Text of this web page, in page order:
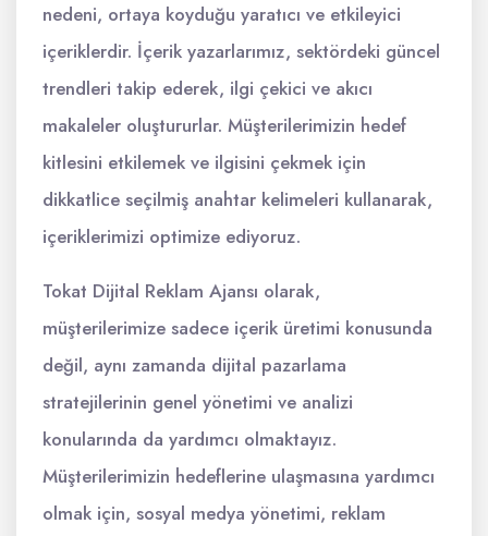
nedeni, ortaya koyduğu yaratıcı ve etkileyici
içeriklerdir. İçerik yazarlarımız, sektördeki güncel
trendleri takip ederek, ilgi çekici ve akıcı
makaleler oluştururlar. Müşterilerimizin hedef
kitlesini etkilemek ve ilgisini çekmek için
dikkatlice seçilmiş anahtar kelimeleri kullanarak,
içeriklerimizi optimize ediyoruz.
Tokat Dijital Reklam Ajansı olarak,
müşterilerimize sadece içerik üretimi konusunda
değil, aynı zamanda dijital pazarlama
stratejilerinin genel yönetimi ve analizi
konularında da yardımcı olmaktayız.
Müşterilerimizin hedeflerine ulaşmasına yardımcı
olmak için, sosyal medya yönetimi, reklam